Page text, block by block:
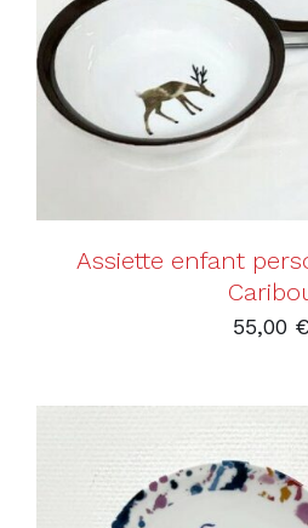
Assiette enfant
55,00 €